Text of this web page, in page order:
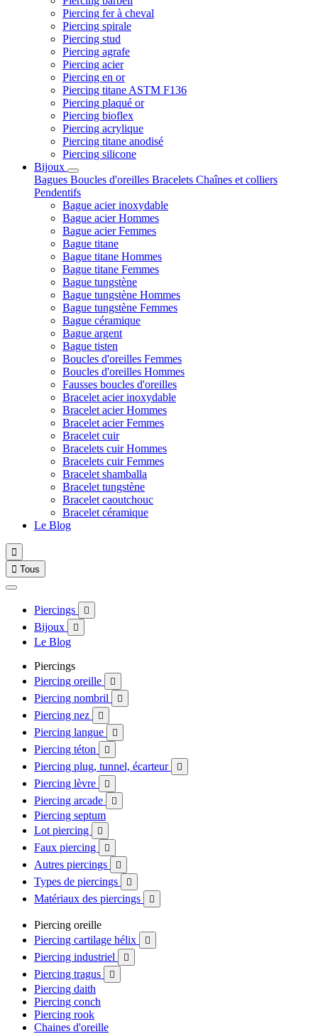
Piercing fer à cheval
Piercing spirale
Piercing stud
Piercing agrafe
Piercing acier
Piercing en or
Piercing titane ASTM F136
Piercing plaqué or
Piercing bioflex
Piercing acrylique
Piercing titane anodisé
Piercing silicone
Bijoux
Bagues Boucles d'oreilles Bracelets Chaînes et colliers
Pendentifs
Bague acier inoxydable
Bague acier Hommes
Bague acier Femmes
Bague titane
Bague titane Hommes
Bague titane Femmes
Bague tungstène
Bague tungstène Hommes
Bague tungstène Femmes
Bague céramique
Bague argent
Bague tisten
Boucles d'oreilles Femmes
Boucles d'oreilles Hommes
Fausses boucles d'oreilles
Bracelet acier inoxydable
Bracelet acier Hommes
Bracelet acier Femmes
Bracelet cuir
Bracelets cuir Hommes
Bracelets cuir Femmes
Bracelet shamballa
Bracelet tungstène
Bracelet caoutchouc
Bracelet céramique
Le Blog

 Tous
Piercings 
Bijoux 
Le Blog
Piercings
Piercing oreille

Piercing nombril 
Piercing nez 
Piercing langue 
Piercing téton 
Piercing plug, tunnel, écarteur 
Piercing lèvre 
Piercing arcade 
Piercing septum
Lot piercing

Faux piercing 
Autres piercings 
Types de piercings 
Matériaux des piercings 
Piercing oreille
Piercing cartilage hélix

Piercing industriel 
Piercing tragus 
Piercing daith
Piercing conch
Piercing rook
Chaines d'oreille